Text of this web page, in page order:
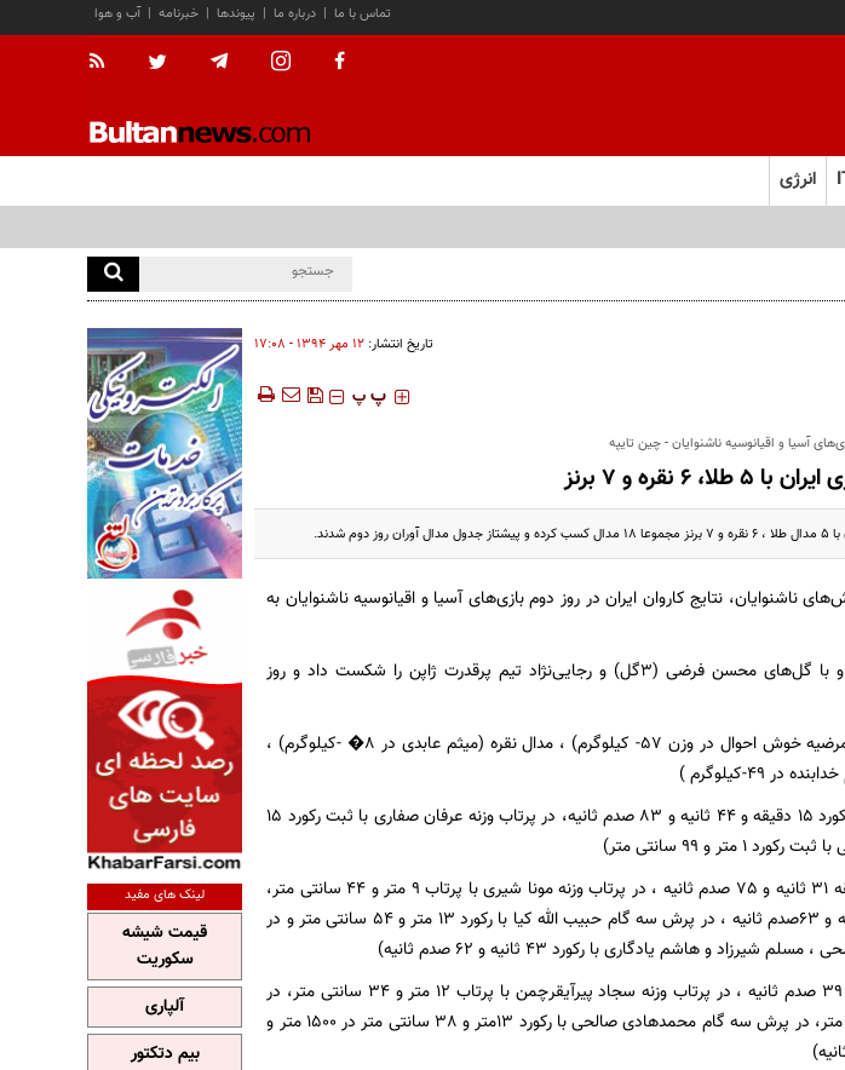
آب و هوا | خبرنامه | پیوندها | درباره ما | تماس با ما
انرژی
تاریخ انتشار: ۱۲ مهر ۱۳۹۴ - ۱۷:۰۸
‍‍‍ پ پ
آسیا و اقیانوسیه ناشنوایان - چین تایپه
طلا، 6 نقره و 7 برنز
ناشنوایان، نتایج کاروان ایران در روز دوم بازی‌های آسیا و اقیانوسیه ناشنوایان به
تیم ملی فوتبال ناشنوایان ایران با نتیجه 4 بر صفر و با گل‌های محسن فرضی (3گل) و رجایی‌نژاد تیم پرقدرت ژاپن را شکست داد و روز
�-کیلوگرم) ،
دوومیدانی: مدال طلا (در 5000 متر حسین صداقت با رکورد 15 دقیقه و 44 ثانیه و 83 صدم ثانیه، در پرتاب وزنه عرفان صفاری با ثبت رکورد 15
مدال نقره (در 5000 متر مهران سرفراز با رکورد 17 دقیقه 31 ثانیه و 75 صدم ثانیه ، در پرتاب وزنه مونا شیری با پرتاب 9 متر و 44 سانتی متر،
در 1500 متر مریم عبدی فرد با رکورد 5 دقیقه و 29ثانیه و 63صدم ثانیه ، در پرش سه گام حبیب الله کیا با رکورد 13 متر و 54 سانتی متر و در
مدال برنز (در 100 متر سجاد ماهپور با رکورد 11 ثانیه و 39 صدم ثانیه ، در پرتاب وزنه سجاد پیرآیقرچمن با پرتاب 12 متر و 34 سانتی متر، در
پرش ارتفاع علیرضا صالحی با رکورد یک متر 90 سانتی متر، در پرش سه گام محمدهادی صالحی با رکورد 13متر و 38 سانتی متر در 1500 متر و
لینک های مفید
قیمت شیشه
سکوریت
آلپاری
بیم دتکتور